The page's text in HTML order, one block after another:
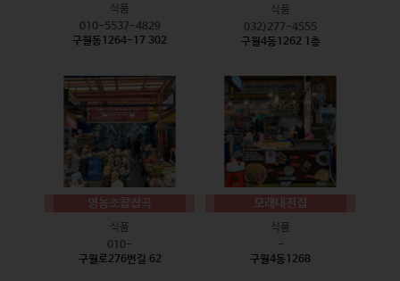
식품
010-5537-4829
구월동1264-17 302
식품
032)277-4555
구월4동1262 1층
영농조합잡곡
식품
010-
구월로276번길 62
모래내전집
식품
-
구월4동1268